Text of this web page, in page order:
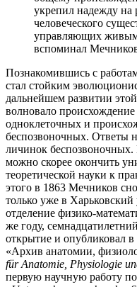
укрепил надежду
человеческого
управляющих
вспоминал
Познакомившись с
стал стойким
дальнейшем развитии
волновало
одноклеточных и
беспозвоночных. Ответы
личинок
можно скорее окончить
теоретической науки к
этого в 1863 Мечников
только уже в Харьковский
отделение физико-
же году,
открытие и опубликовал
«Архив анатомии,
für Anatomie, Physiologie
первую научную работу